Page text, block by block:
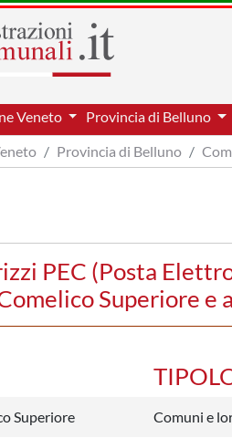
Veneto Provincia di Belluno
Provincia di Belluno
PEC (Posta
Superiore
Superiore Comuni e